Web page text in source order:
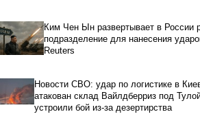
Ким Чен Ын развертывает в России
подразделение для нанесения
Reuters
Новости СВО: удар по логистике в
атакован склад Вайлдберриз под
устроили бой из-за дезертирства